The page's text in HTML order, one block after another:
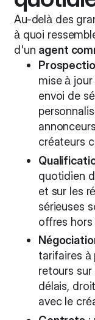
Au-delà des
à quoi
d'un agent
mise à
envoi de
créateurs
quotidien
et sur les
sérieuses
offres
tarifaires à
retours
délais,
avec le